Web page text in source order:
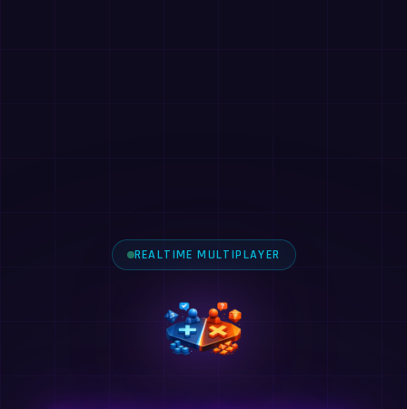
REALTIME MULTIPLAYER